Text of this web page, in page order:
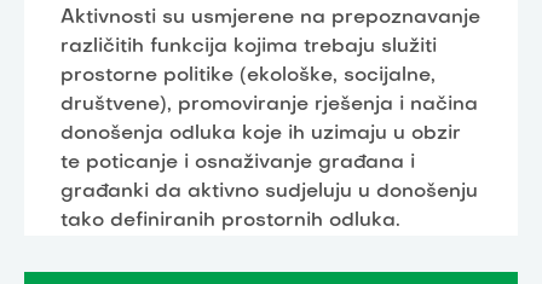
Aktivnosti su usmjerene na prepoznavanje
različitih funkcija kojima trebaju služiti
prostorne politike (ekološke, socijalne,
društvene), promoviranje rješenja i načina
donošenja odluka koje ih uzimaju u obzir
te poticanje i osnaživanje građana i
građanki da aktivno sudjeluju u donošenju
tako definiranih prostornih odluka.